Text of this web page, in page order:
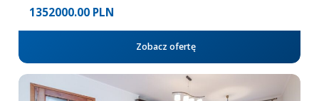
1352000.00 PLN
Zobacz ofertę